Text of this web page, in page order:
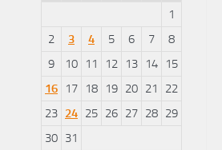
1
2
3 4 5 6 7
8
9
10 11 12 13 14
15
16
17 18 19 20 21
22
23 24 25 26 27 28 29
30 31